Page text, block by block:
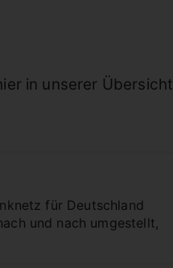
in unserer Übersicht
für Deutschland
und nach umgestellt,